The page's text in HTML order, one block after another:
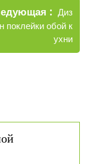
Новые
записи
Диз
поклейки обой к
ухни